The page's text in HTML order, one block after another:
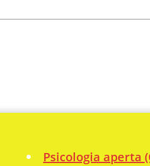
Psicologia aperta